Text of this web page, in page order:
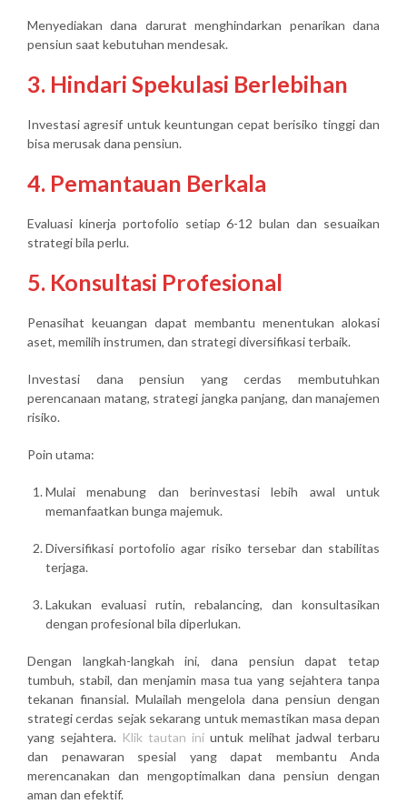
Menyediakan dana darurat menghindarkan penarikan dana
pensiun saat kebutuhan mendesak.
3. Hindari Spekulasi Berlebihan
Investasi agresif untuk keuntungan cepat berisiko tinggi dan
bisa merusak dana pensiun.
4. Pemantauan Berkala
Evaluasi kinerja portofolio setiap 6-12 bulan dan sesuaikan
strategi bila perlu.
5. Konsultasi Profesional
Penasihat keuangan dapat membantu menentukan alokasi
aset, memilih instrumen, dan strategi diversifikasi terbaik.
Investasi dana pensiun yang cerdas membutuhkan
perencanaan matang, strategi jangka panjang, dan manajemen
risiko.
Poin utama:
Mulai menabung dan berinvestasi lebih awal untuk
memanfaatkan bunga majemuk.
Diversifikasi portofolio agar risiko tersebar dan stabilitas
terjaga.
Lakukan evaluasi rutin, rebalancing, dan konsultasikan
dengan profesional bila diperlukan.
Dengan langkah-langkah ini, dana pensiun dapat tetap
tumbuh, stabil, dan menjamin masa tua yang sejahtera tanpa
tekanan finansial. Mulailah mengelola dana pensiun dengan
strategi cerdas sejak sekarang untuk memastikan masa depan
yang sejahtera. Klik tautan ini untuk melihat jadwal terbaru
dan penawaran spesial yang dapat membantu Anda
merencanakan dan mengoptimalkan dana pensiun dengan
aman dan efektif.